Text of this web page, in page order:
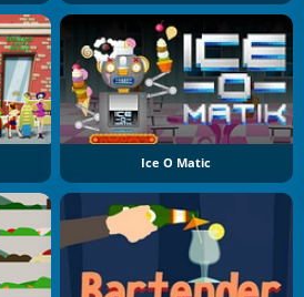
Ice O Matic